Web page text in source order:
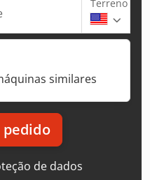
Terreno
similares
de dados